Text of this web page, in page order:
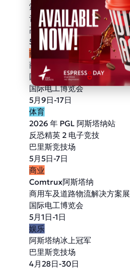
索拉纳
音乐节
高尔夫俱乐部
5月13日-15日
商业
商业科技博览会
国际论坛-展览
国际电工博览会
5月9日-17日
体育
2026 年 PGL 阿斯塔纳站
反恐精英 2 电子竞技
巴里斯竞技场
5月5日-7日
商业
Comtrux阿斯塔纳
商用车及道路物流解决方案展
国际电工博览会
5月1日-1日
娱乐
阿斯塔纳冰上冠军
巴里斯竞技场
4月28日-30日